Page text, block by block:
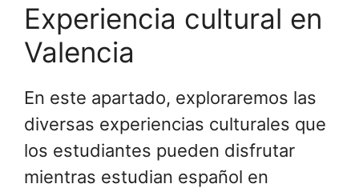
Experiencia cultural en
Valencia
En este apartado, exploraremos las
diversas experiencias culturales que
los estudiantes pueden disfrutar
mientras estudian español en